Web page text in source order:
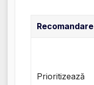
Recomandare
Prioritizează